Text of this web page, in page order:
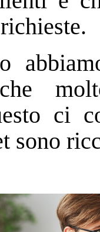
ci
sono